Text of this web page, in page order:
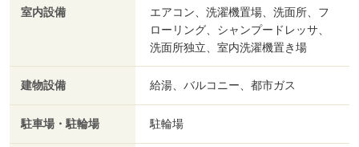
室内設備
エアコン、洗濯機置場、洗面所、フ
ローリング、シャンプードレッサ、
洗面所独立、室内洗濯機置き場
建物設備 給湯、バルコニー、都市ガス
駐車場・駐輪場 駐輪場